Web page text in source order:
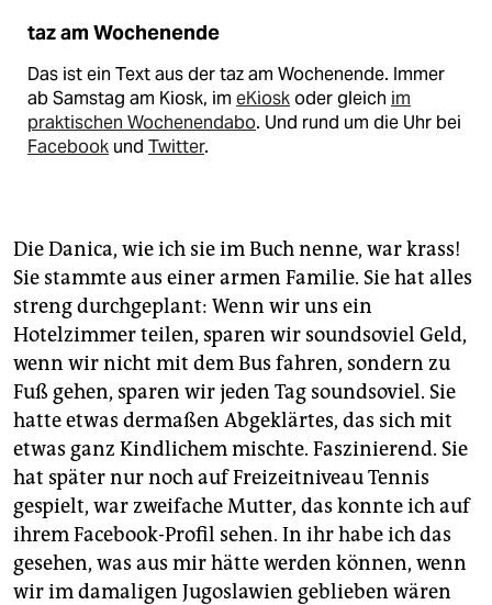
taz am Wochenende
Das ist ein Text aus der taz am Wochenende. Immer
ab Samstag am Kiosk, im eKioskoder gleich im
praktischen Wochenendabo. Und rund um die Uhr bei
Facebook und Twitter.
Die Danica, wie ich sie im Buch nenne, war krass!
Sie stammte aus einer armen Familie. Sie hat alles
streng durchgeplant: Wenn wir uns ein
Hotelzimmer teilen, sparen wir soundsoviel Geld,
wenn wir nicht mit dem Bus fahren, sondern zu
Fuß gehen, sparen wir jeden Tag soundsoviel. Sie
hatte etwas dermaßen Abgeklärtes, das sich mit
etwas ganz Kindlichem mischte. Faszinierend. Sie
hat später nur noch auf Freizeitniveau Tennis
gespielt, war zweifache Mutter, das konnte ich auf
ihrem Facebook-Profil sehen. In ihr habe ich das
gesehen, was aus mir hätte werden können, wenn
wir im damaligen Jugoslawien geblieben wären